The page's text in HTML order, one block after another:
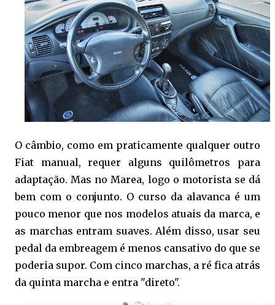
O câmbio, como em praticamente qualquer outro
Fiat manual, requer alguns quilômetros para
adaptação. Mas no Marea, logo o motorista se dá
bem com o conjunto. O curso da alavanca é um
pouco menor que nos modelos atuais da marca, e
as marchas entram suaves. Além disso, usar seu
pedal da embreagem é menos cansativo do que se
poderia supor. Com cinco marchas, a ré fica atrás
da quinta marcha e entra "direto".